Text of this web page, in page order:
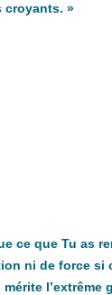
croyants. »
ce que Tu as
ni de force si
l’extrême